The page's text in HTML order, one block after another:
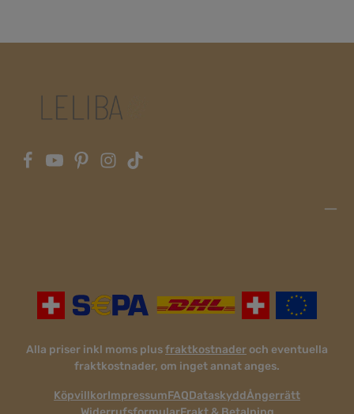
Alla priser inkl moms plusfraktkostnaderoch eventuella
fraktkostnader, om inget annat anges.
KöpvillkorImpressumFAQDataskyddÅngerrätt